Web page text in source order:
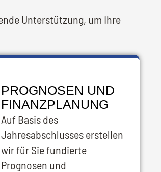
Unterstützung, um Ihre
PROGNOSEN UND
FINANZPLANUNG
Auf Basis des
Jahresabschlusses erstellen
wir für Sie fundierte
Prognosen und